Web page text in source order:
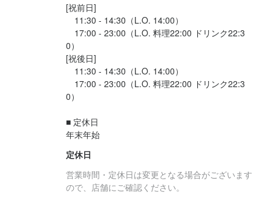
[祝前日]
11:30 - 14:30（L.O. 14:00）
17:00 - 23:00（L.O. 料理22:00 ドリンク22:3
0）
[祝後日]
11:30 - 14:30（L.O. 14:00）
17:00 - 23:00（L.O. 料理22:00 ドリンク22:3
0）
■ 定休日
年末年始
定休日
営業時間・定休日は変更となる場合がございます
ので、店舗にご確認ください。